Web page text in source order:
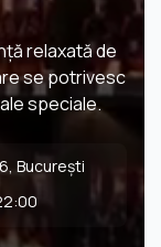
relaxată de
se potrivesc
speciale.
București